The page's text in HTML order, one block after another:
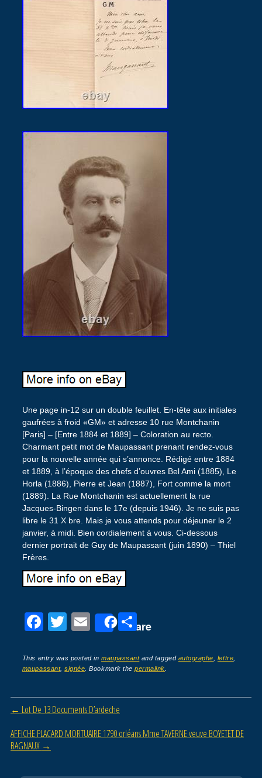
Une page in-12 sur un double feuillet. En-tête aux initiales
gaufrées à froid «GM» et adresse 10 rue Montchanin
[Paris] – [Entre 1884 et 1889] – Coloration au recto.
Charmant petit mot de Maupassant prenant rendez-vous
pour la nouvelle année qui s’annonce. Rédigé entre 1884
et 1889, à l’époque des chefs d’ouvres Bel Ami (1885), Le
Horla (1886), Pierre et Jean (1887), Fort comme la mort
(1889). La Rue Montchanin est actuellement la rue
Jacques-Bingen dans le 17e (depuis 1946). Je ne suis pas
libre le 31 X bre. Mais je vous attends pour déjeuner le 2
janvier, à midi. Bien cordialement à vous. Ci-dessous
dernier portrait de Guy de Maupassant (juin 1890) – Thiel
Frères.
F
c
e
b
o
o
k
T
tt
er
E
ail
Share
P
ta
g
er
This entry was posted inmaupassantand tagged autographe lettre
maupassant,signée . Bookmark thepermalink
Post navigation
← Lot De 13 Documents D’ardeche
AFFICHE PLACARD MORTUAIRE 1790 orléans Mme TAVERNE veuve BOYETET DE
BAGNAUX →